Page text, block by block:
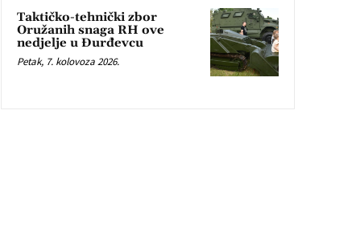
Taktičko-tehnički zbor
Oružanih snaga RH ove
nedjelje u Đurđevcu
Petak, 7. kolovoza 2026.